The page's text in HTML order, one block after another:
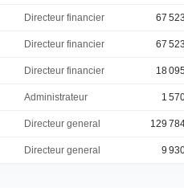
Directeur financier 67 523
Directeur financier 67 523
Directeur financier 18 095
Administrateur 1
Directeur general 129
Directeur general 9